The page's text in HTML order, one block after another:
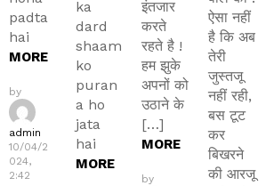
padta
hai
MORE
by
admin
10/04/2
024,
2:42
ka
dard
shaam
ko
puran
a ho
jata
hai
MORE
इंतजार
करते
रहते है !
हम झुके
अपनों को
उठाने के
[…]
MORE
by
ऐसा नहीं
है कि अब
तेरी
जुस्तजू
नहीं रही,
बस टूट
कर
बिखरने
की आरजू